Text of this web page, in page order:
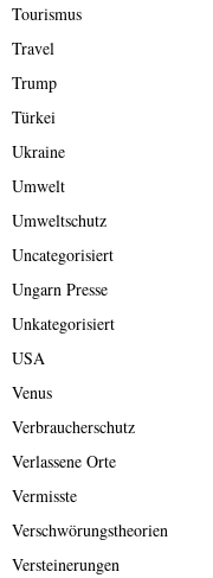
Tourismus
Travel
Trump
Türkei
Ukraine
Umwelt
Umweltschutz
Uncategorisiert
Ungarn Presse
Unkategorisiert
USA
Venus
Verbraucherschutz
Verlassene Orte
Vermisste
Verschwörungstheorien
Versteinerungen